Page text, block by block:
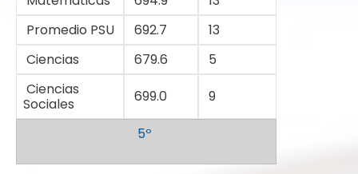
Promedio PSU
692.7
13
Ciencias
679.6
5
Ciencias
Sociales
699.0 9
5º